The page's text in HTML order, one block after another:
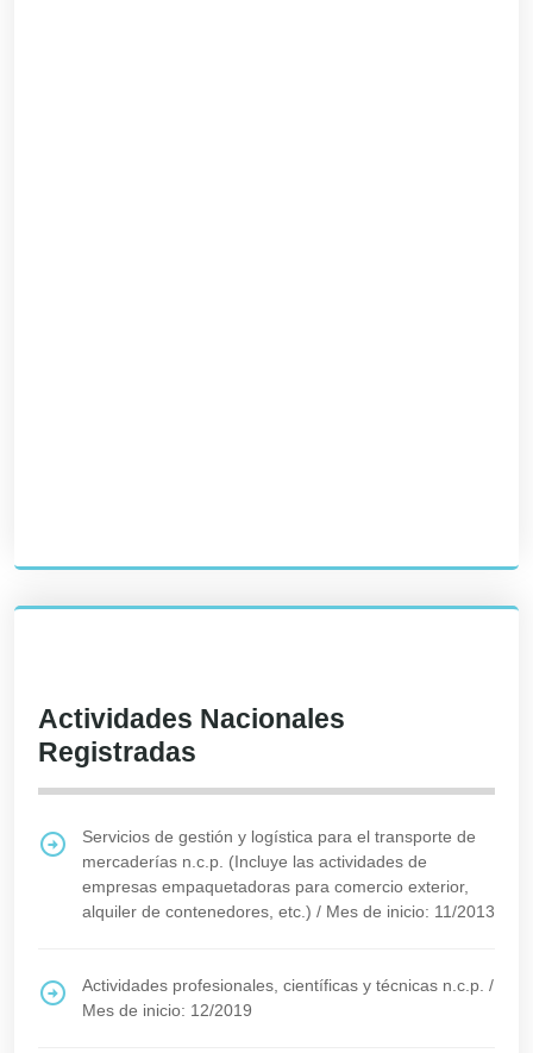
Actividades Nacionales
Registradas
Servicios de gestión y logística para el transporte de
mercaderías n.c.p. (Incluye las actividades de
empresas empaquetadoras para comercio exterior,
alquiler de contenedores, etc.) / Mes de inicio: 11/2013
Actividades profesionales, científicas y técnicas n.c.p. /
Mes de inicio: 12/2019